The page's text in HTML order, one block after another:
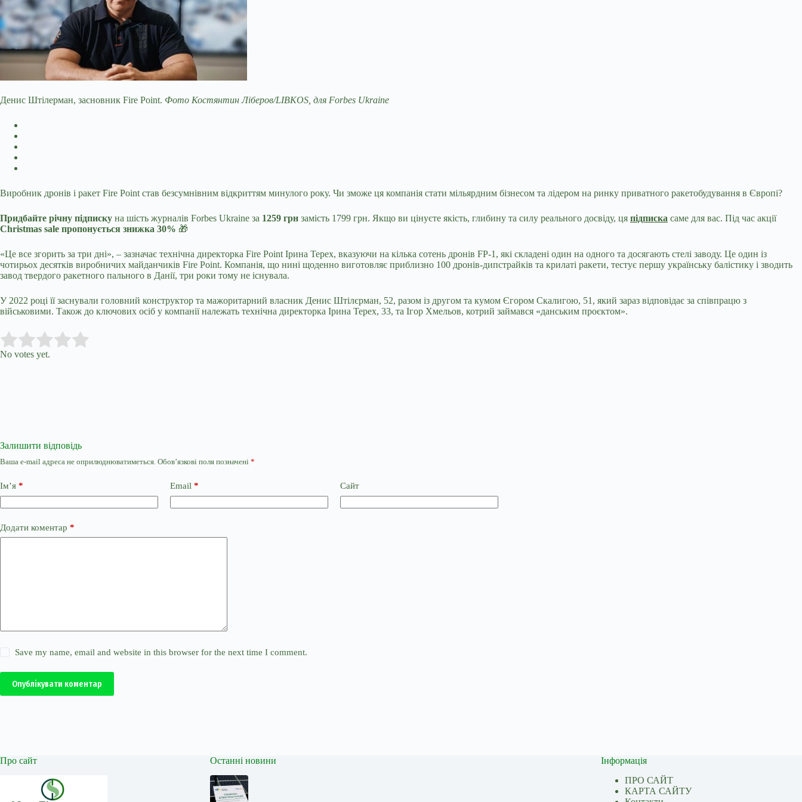
Денис Штілерман, засновник Fire Point. Фото Костянтин Ліберов/LIBKOS, для Forbes Ukraine
Виробник дронів і ракет Fire Point став безсумнівним відкриттям минулого року. Чи зможе ця компанія стати мільярдним бізнесом та лідером на ринку приватного ракетобудування в Європі?
Придбайте річну підписку на шість журналів Forbes Ukraine за 1259 грн замість 1799 грн. Якщо ви цінуєте якість, глибину та силу реального досвіду, ця підписка саме для вас. Під час акції
Christmas sale пропонується знижка 30% 🎁
«Це все згорить за три дні», – зазначає технічна директорка Fire Point Ірина Терех, вказуючи на кілька сотень дронів FP‑1, які складені один на одного та досягають стелі заводу. Це один із
чотирьох десятків виробничих майданчиків Fire Point. Компанія, що нині щоденно виготовляє приблизно 100 дронів-дипстрайків та крилаті ракети, тестує першу українську балістику і зводить
завод твердого ракетного пального в Данії, три роки тому не існувала.
У 2022 році її заснували головний конструктор та мажоритарний власник Денис Штілєрман, 52, разом із другом та кумом Єгором Скалигою, 51, який зараз відповідає за співпрацю з
військовими. Також до ключових осіб у компанії належать технічна директорка Ірина Терех, 33, та Ігор Хмельов, котрий займався «данським проєктом».
Rate this item:
No votes yet.
Залишити відповідь
Ваша e-mail адреса не оприлюднюватиметься. Обов’язкові поля позначені *
Ім’я * Email * Сайт
Додати коментар *
Save my name, email and website in this browser for the next time I comment.
Опублікувати коментар
Про сайт Останні новини
Інформація
ПРО САЙТ
КАРТА САЙТУ